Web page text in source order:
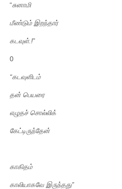
“சுனாமி
மீண்டும் இறந்தார்
கடவுள்.!”
0
“கடவுளிடம்
தன் பெயரை
எழுதச் சொல்லிக்
கேட்டிருந்தேன்
காகிதம்
காலியாகவே இருந்தது”